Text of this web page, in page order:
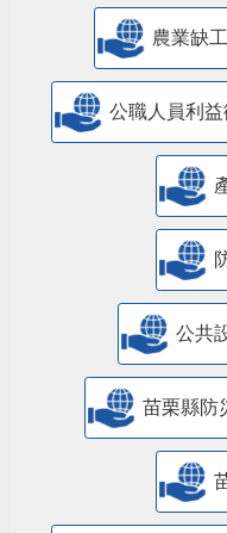
農業缺工
公職人員利
公共
苗栗縣防